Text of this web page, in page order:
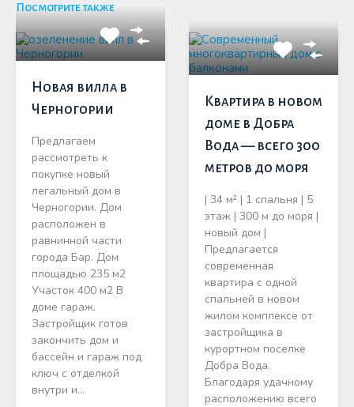
Посмотрите также
Новая вилла в
Черногории
Предлагаем
рассмотреть к
покупке новый
легальный дом в
Черногории. Дом
расположен в
равнинной части
города Бар. Дом
площадью 235 м2
Участок 400 м2 В
доме гараж.
Застройщик готов
закончить дом и
бассейн и гараж под
ключ с отделкой
внутри и…
Квартира в новом
доме в Добра
Вода — всего 300
метров до моря
| 34 м² | 1 спальня | 5
этаж | 300 м до моря |
новый дом |
Предлагается
современная
квартира с одной
спальней в новом
жилом комплексе от
застройщика в
курортном поселке
Добра Вода.
Благодаря удачному
расположению всего